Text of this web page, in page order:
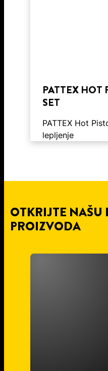
PATTEX HOT
SET
PATTEX Hot
lepljenje
OTKRIJTE NAŠU
PROIZVODA